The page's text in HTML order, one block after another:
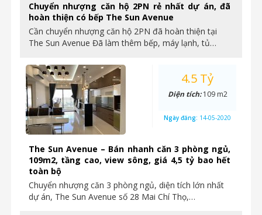
Chuyển nhượng căn hộ 2PN rẻ nhất dự án, đã
hoàn thiện có bếp The Sun Avenue
Cần chuyển nhượng căn hộ 2PN đã hoàn thiện tại
The Sun Avenue Đã làm thêm bếp, máy lạnh, tủ…
The Sun Avenue – Bán nhanh căn 3 phòng ngủ,
109m2, tầng cao, view sông, giá 4,5 tỷ bao hết
toàn bộ
Chuyển nhượng căn 3 phòng ngủ, diện tích lớn nhất
dự án, The Sun Avenue số 28 Mai Chí Thọ,…
4.5 Tỷ
Diện tích:109 m2
Ngày đăng: 14-05-2020